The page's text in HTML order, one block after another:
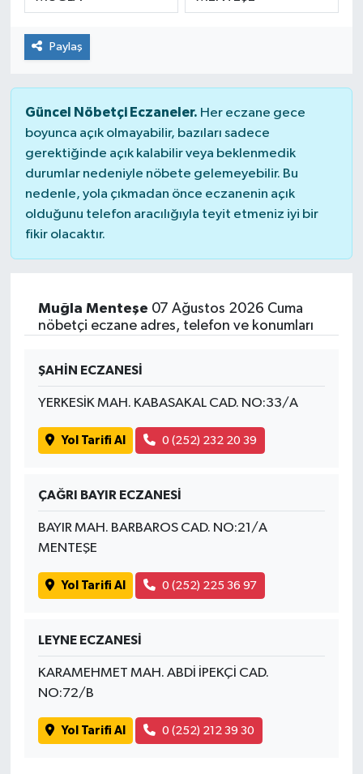
Paylaş
Güncel Nöbetçi Eczaneler. Her eczane gece
boyunca açık olmayabilir, bazıları sadece
gerektiğinde açık kalabilir veya beklenmedik
durumlar nedeniyle nöbete gelemeyebilir. Bu
nedenle, yola çıkmadan önce eczanenin açık
olduğunu telefon aracılığıyla teyit etmeniz iyi bir
fikir olacaktır.
Muğla Menteşe 07 Ağustos 2026 Cuma
nöbetçi eczane adres, telefon ve konumları
ŞAHİN ECZANESİ
YERKESİK MAH. KABASAKAL CAD. NO:33/A
Yol Tarifi Al 0 (252) 232 20 39
ÇAĞRI BAYIR ECZANESİ
BAYIR MAH. BARBAROS CAD. NO:21/A
MENTEŞE
Yol Tarifi Al 0 (252) 225 36 97
LEYNE ECZANESİ
KARAMEHMET MAH. ABDİ İPEKÇİ CAD.
NO:72/B
Yol Tarifi Al 0 (252) 212 39 30